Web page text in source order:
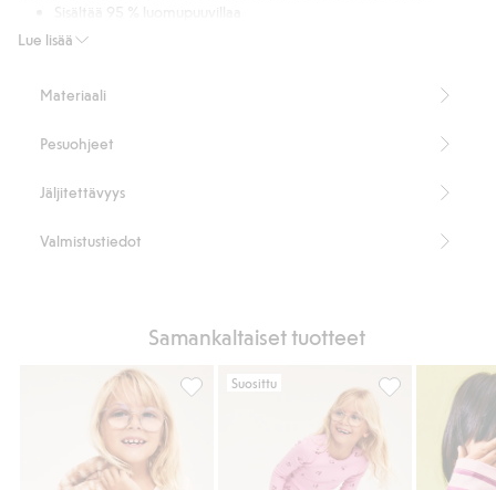
Lue lisää
Tuotenumero
Materiaali
Pesuohjeet
Jäljitettävyys
Valmistustiedot
Samankaltaiset tuotteet
Pitkähihainen ribbipaita, Lisää
Suosittu
Ribattu toppi